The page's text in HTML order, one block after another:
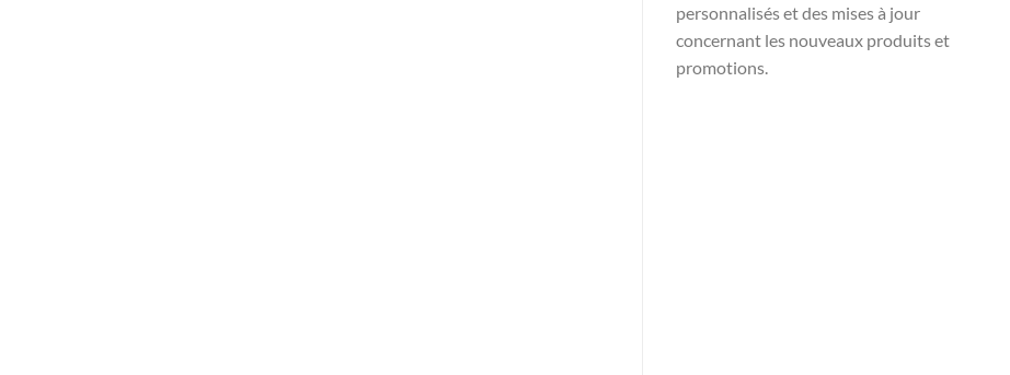
personnalisés et des mises à jour
concernant les nouveaux produits et
promotions.